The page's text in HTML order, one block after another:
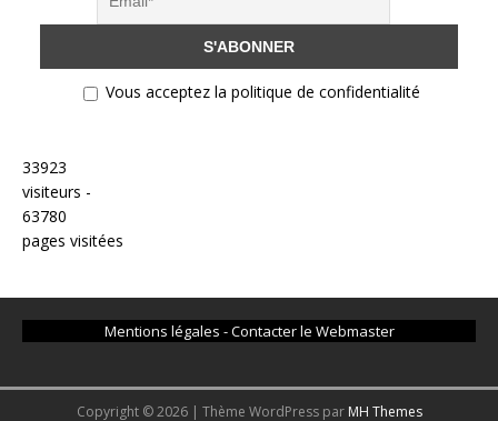
Vous acceptez la politique de confidentialité
33923
visiteurs -
63780
pages visitées
Mentions légales -Contacter le Webmaster
Copyright © 2026 | Thème WordPress par MH Themes